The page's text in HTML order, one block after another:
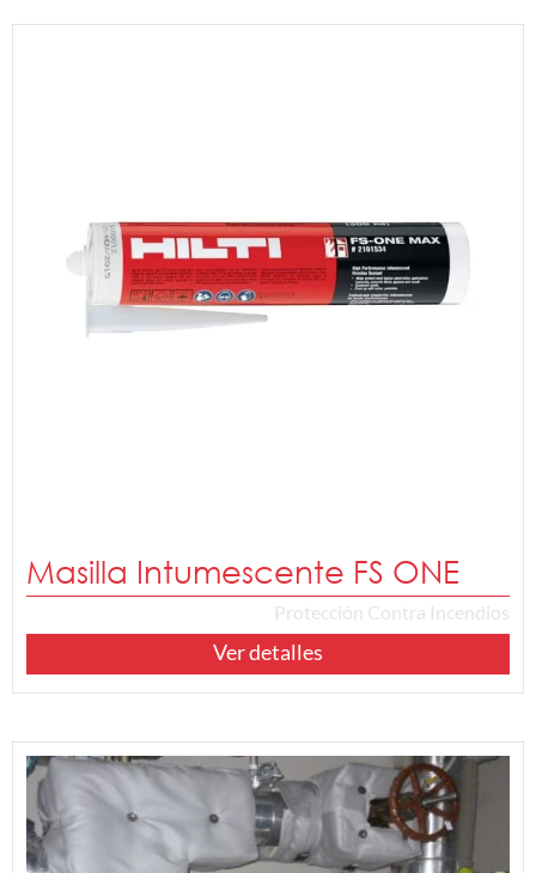
Masilla Intumescente FS ONE
Protección Contra Incendios
Ver detalles